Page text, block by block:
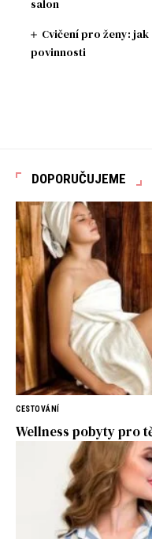
salon
Cvičení pro ženy:
povinnosti
DOPORUČUJEME
CESTOVÁNÍ
Wellness pobyty pro